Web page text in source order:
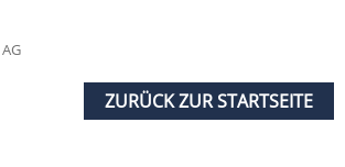
ZURÜCK ZUR STARTSEITE